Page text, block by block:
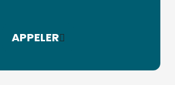
APPELER